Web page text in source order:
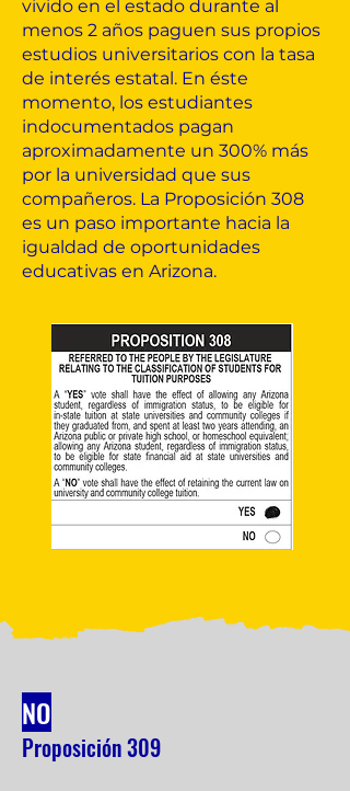
vivido en el estado durante al
menos 2 años paguen sus propios
estudios universitarios con la tasa
de interés estatal. En éste
momento, los estudiantes
indocumentados pagan
aproximadamente un 300% más
por la universidad que sus
compañeros. La Proposición 308
es un paso importante hacia la
igualdad de oportunidades
educativas en Arizona.
NO
Proposición309